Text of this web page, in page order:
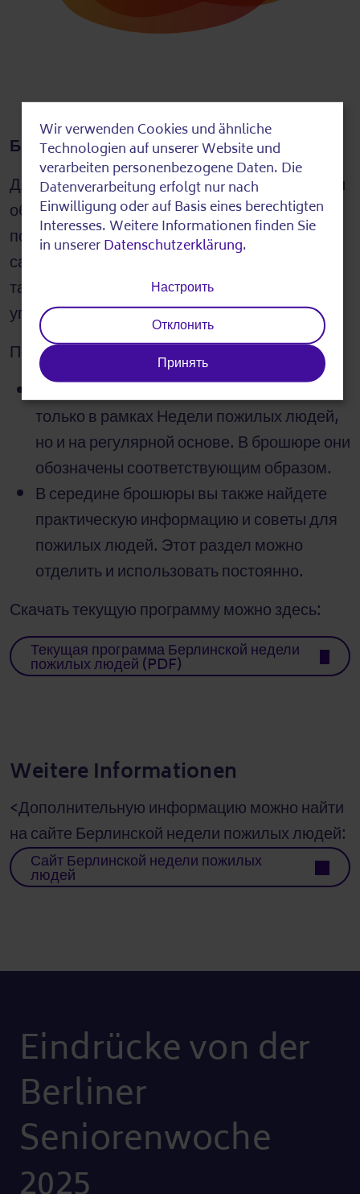
Брошюра о еженедельной программе
Для получения дополнительной информации
обратитесь к брошюре "Берлинская неделя
пожилых людей". Ее можно загрузить с веб-
сайта Недели пожилых людей в Берлине, а
также получить в печатном виде в районных
управах и районных центрах.
Полезно знать:
Некоторые предложения действуют не
только в рамках Недели пожилых людей,
но и на регулярной основе. В брошюре они
обозначены соответствующим образом.
В середине брошюры вы также найдете
практическую информацию и советы для
пожилых людей. Этот раздел можно
отделить и использовать постоянно.
Скачать текущую программу можно здесь:
Текущая программа Берлинской недели
пожилых людей (PDF)
Weitere Informationen
<Дополнительную информацию можно найти
на сайте Берлинской недели пожилых людей:
Сайт Берлинской недели пожилых
людей
Eindrücke von der
Berliner
Seniorenwoche
Use
of
personal
data
and
Wir verwenden Cookies und ähnliche
Technologien auf unserer Website und
verarbeiten personenbezogene Daten. Die
Datenverarbeitung erfolgt nur nach
Einwilligung oder auf Basis eines berechtigten
Interesses. Weitere Informationen finden Sie
in unsererDatenschutzerklärung.
Настроить
Отклонить
Принять